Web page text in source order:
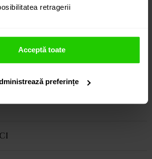
retragerii
Acceptă toate
preferințe
in aur galben de 18K. Piatra
prezentata pe site cat si